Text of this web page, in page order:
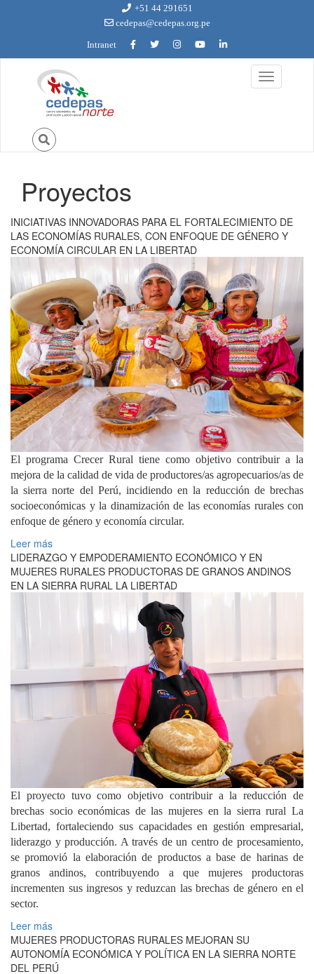
+51 44 291651
cedepas@cedepas.org.pe
Intranet
Toggle
navigation
Usted está aquí
Proyectos
INICIATIVAS INNOVADORAS PARA EL FORTALECIMIENTO DE
LAS ECONOMÍAS RURALES, CON ENFOQUE DE GÉNERO Y
ECONOMÍA CIRCULAR EN LA LIBERTAD
El programa Crecer Rural tiene como objetivo contribuir a la
mejora de la calidad de vida de productores/as agropecuarios/as de
la sierra norte del Perú, incidiendo en la reducción de brechas
socioeconómicas y la dinamización de las economías rurales con
enfoque de género y economía circular.
Leer más
LIDERAZGO Y EMPODERAMIENTO ECONÓMICO Y EN
MUJERES RURALES PRODUCTORAS DE GRANOS ANDINOS
EN LA SIERRA RURAL LA LIBERTAD
El proyecto tuvo como objetivo contribuir a la reducción de
brechas socio económicas de las mujeres en la sierra rural La
Libertad, fortaleciendo sus capacidades en gestión empresarial,
liderazgo y producción. A través de un centro de procesamiento,
se promovió la elaboración de productos a base de harinas de
granos andinos, contribuyendo a que mujeres productoras
incrementen sus ingresos y reduzcan las brechas de género en el
sector.
Leer más
MUJERES PRODUCTORAS RURALES MEJORAN SU
AUTONOMÍA ECONÓMICA Y POLÍTICA EN LA SIERRA NORTE
DEL PERÚ